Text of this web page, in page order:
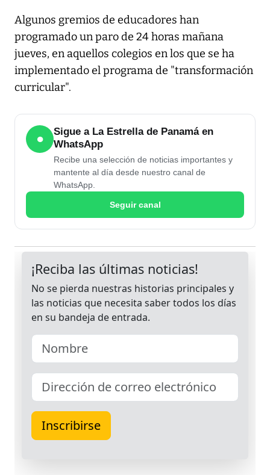
Algunos gremios de educadores han
programado un paro de 24 horas mañana
jueves, en aquellos colegios en los que se ha
implementado el programa de "transformación
curricular".
●
Sigue a La Estrella de Panamá en
WhatsApp
Recibe una selección de noticias importantes y
mantente al día desde nuestro canal de
WhatsApp.
Seguir canal